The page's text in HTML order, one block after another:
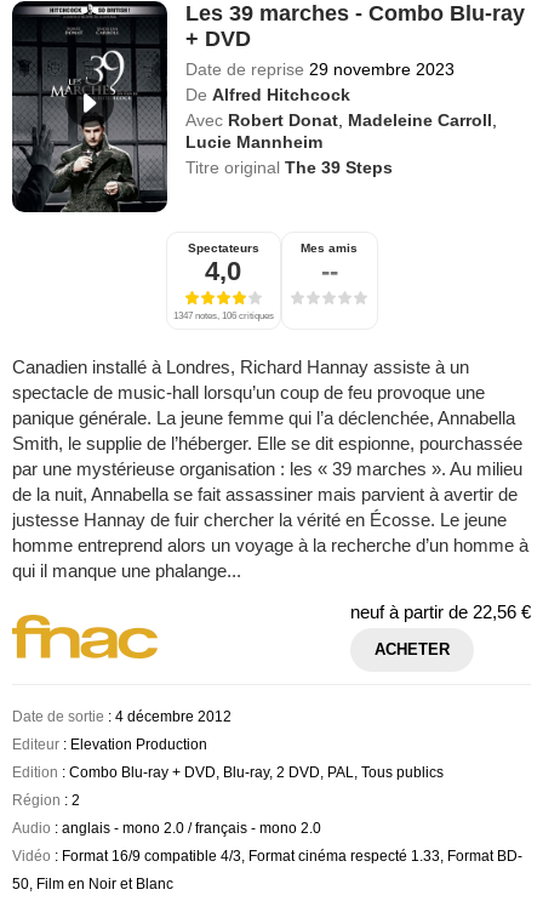
Les 39 marches - Combo Blu-ray
+ DVD
Date de reprise 29 novembre 2023
De Alfred Hitchcock
Avec Robert Donat Madeleine Carroll
Lucie Mannheim
Titre originalThe 39 Steps
Spectateurs
4,0
1347 notes, 106 critiques
Mes amis
--
Canadien installé à Londres, Richard Hannay assiste à un
spectacle de music-hall lorsqu’un coup de feu provoque une
panique générale. La jeune femme qui l’a déclenchée, Annabella
Smith, le supplie de l’héberger. Elle se dit espionne, pourchassée
par une mystérieuse organisation : les « 39 marches ». Au milieu
de la nuit, Annabella se fait assassiner mais parvient à avertir de
justesse Hannay de fuir chercher la vérité en Écosse. Le jeune
homme entreprend alors un voyage à la recherche d’un homme à
qui il manque une phalange...
neuf à partir de 22,56 €
ACHETER
Date de sortie : 4 décembre 2012
Editeur : Elevation Production
Edition : Combo Blu-ray + DVD, Blu-ray, 2 DVD, PAL, Tous publics
Région : 2
Audio : anglais - mono 2.0 / français - mono 2.0
Vidéo : Format 16/9 compatible 4/3, Format cinéma respecté 1.33, Format BD-
50, Film en Noir et Blanc